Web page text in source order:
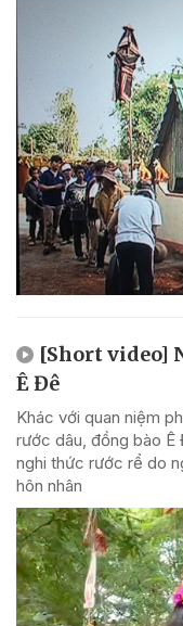
[Short video]
Ê Đê
Khác với quan niệm
rước dâu, đồng bào Ê
nghi thức rước rể do
hôn nhân